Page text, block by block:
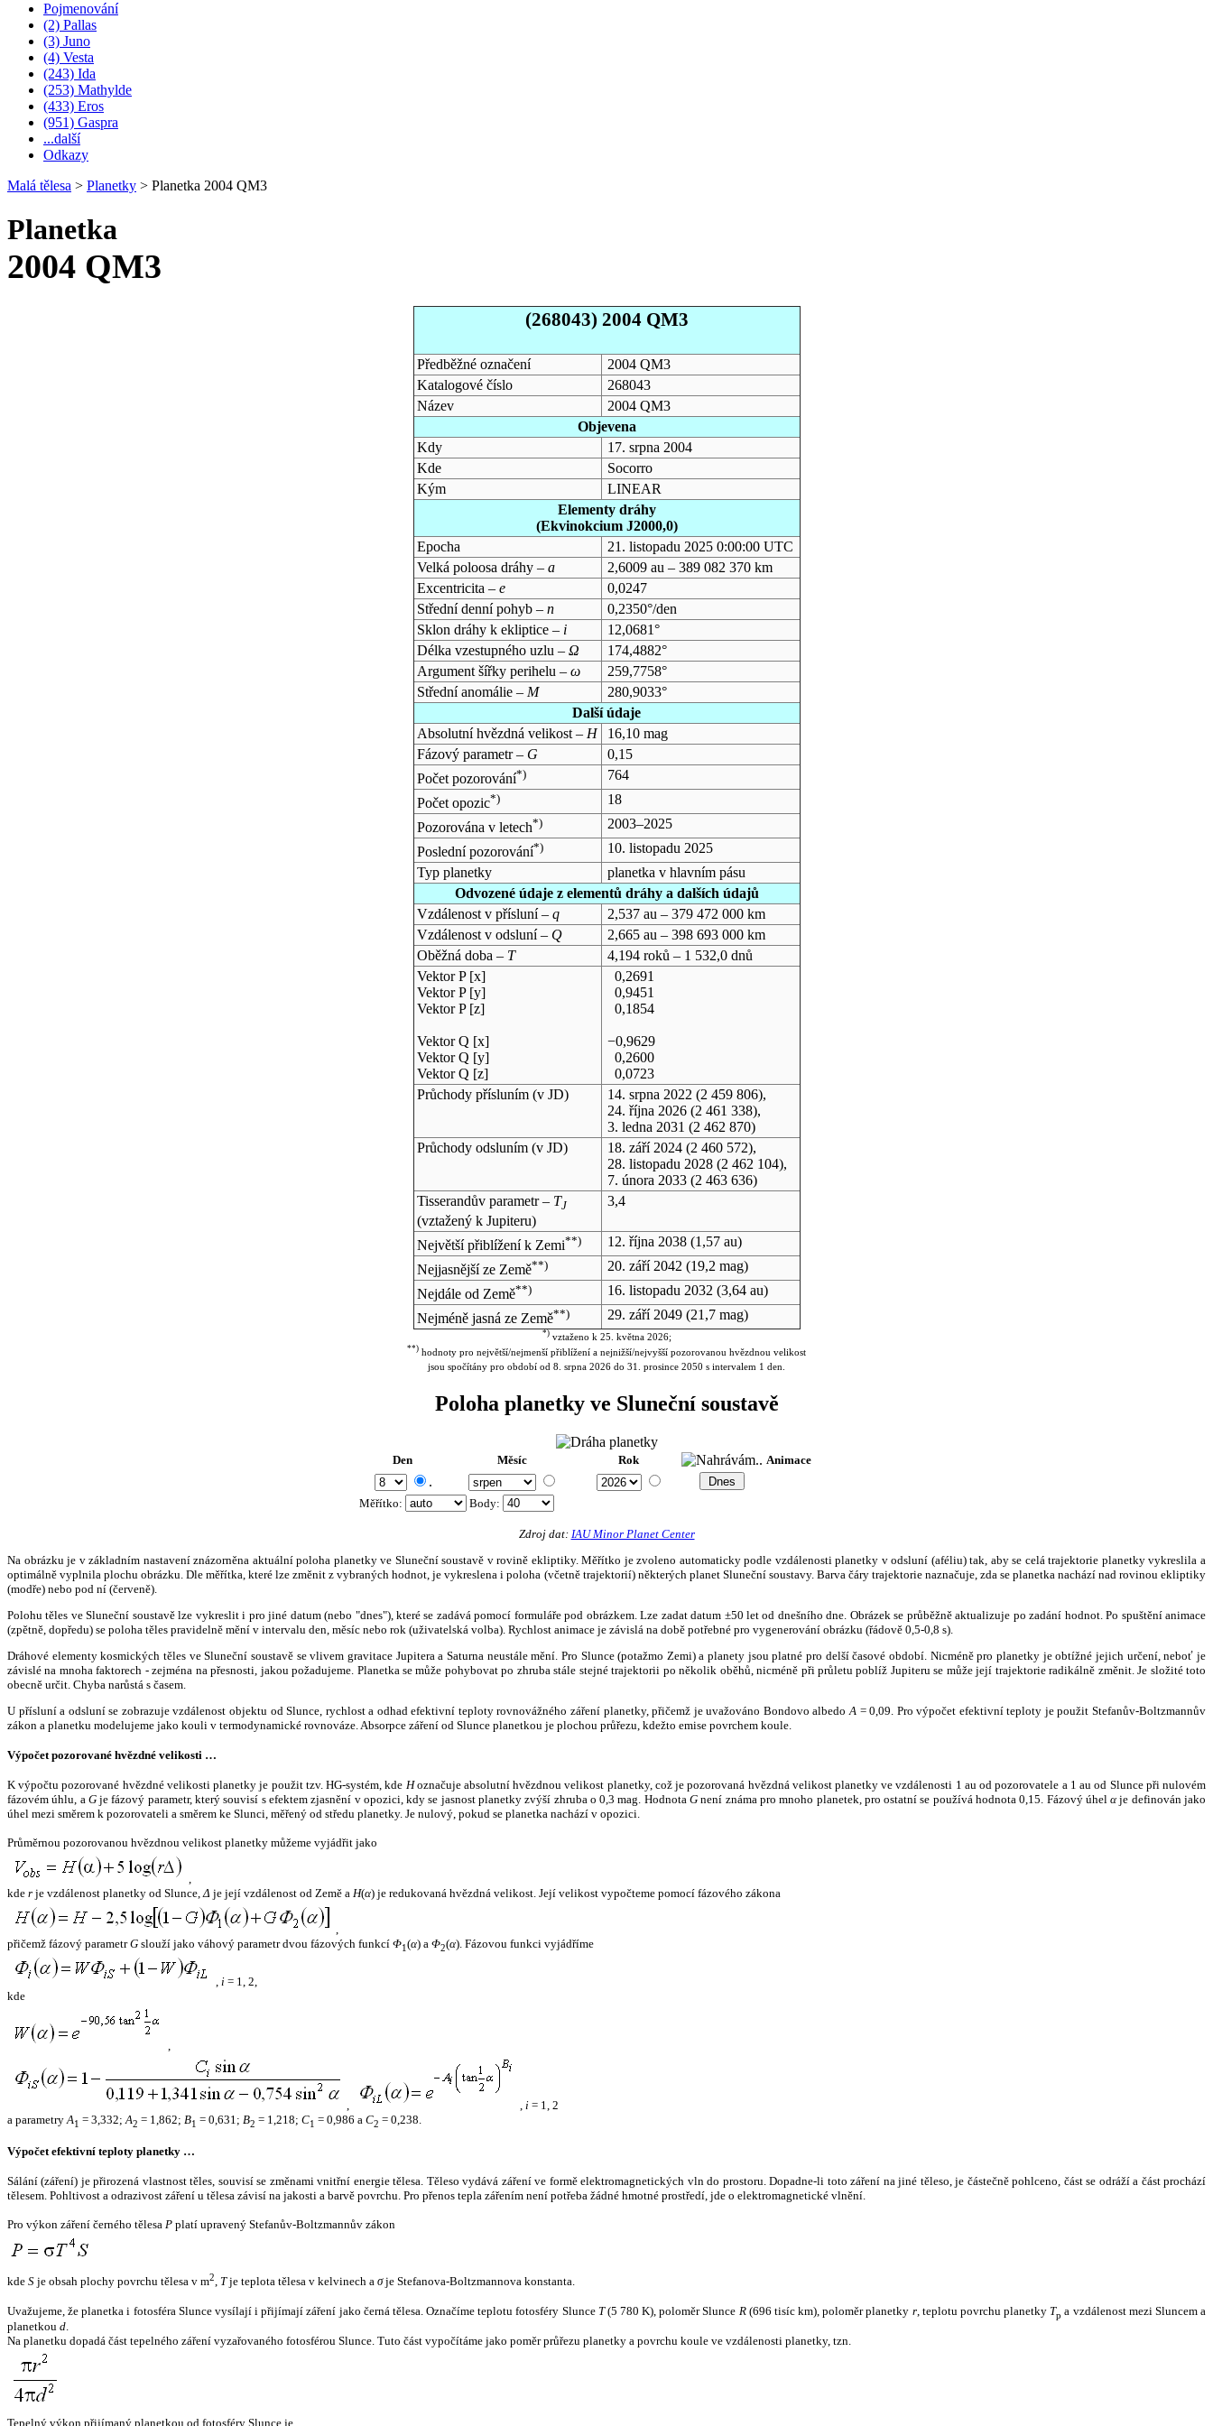
Pojmenování
(2) Pallas
(3) Juno
(4) Vesta
(243) Ida
(253) Mathylde
(433) Eros
(951) Gaspra
...další
Odkazy
Malá tělesa > Planetky > Planetka 2004 QM3
Planetka
2004 QM3
(268043) 2004 QM3
Předběžné označení
2004 QM3
Katalogové číslo
268043
Název
2004 QM3
Objevena
Kdy
17. srpna 2004
Kde
Socorro
Kým
LINEAR
Elementy dráhy
(Ekvinokcium J2000,0)
Epocha
21. listopadu 2025 0:00:00 UTC
Velká poloosa dráhy – a
2,6009 au – 389 082 370 km
Excentricita – e
0,0247
Střední denní pohyb – n
0,2350°/den
Sklon dráhy k ekliptice – i
12,0681°
Délka vzestupného uzlu – Ω
174,4882°
Argument šířky perihelu – ω
259,7758°
Střední anomálie – M
280,9033°
Další údaje
Absolutní hvězdná velikost – H
16,10 mag
Fázový parametr – G
0,15
Počet pozorování*)
764
Počet opozic*)
18
Pozorována v letech*)
2003–2025
Poslední pozorování*)
10. listopadu 2025
Typ planetky
planetka v hlavním pásu
Odvozené údaje z elementů dráhy a dalších údajů
Vzdálenost v přísluní – q
2,537 au – 379 472 000 km
Vzdálenost v odsluní – Q
2,665 au – 398 693 000 km
Oběžná doba – T
4,194 roků – 1 532,0 dnů
Vektor P [x]
Vektor P [y]
Vektor P [z]
Vektor Q [x]
Vektor Q [y]
Vektor Q [z]
0,2691
0,9451
0,1854
−0,9629
0,2600
0,0723
Průchody přísluním (v JD) 14. srpna 2022 (2 459 806),
24. října 2026(2 461 338),
3. ledna 2031 (2 462 870)
Průchody odsluním (v JD) 18. září 2024(2 460 572),
28. listopadu 2028(2 462 104),
7. února 2033(2 463 636)
Tisserandův parametr – TJ
(vztažený k Jupiteru)
3,4
Největší přiblížení k Zemi**) 12. října 2038(1,57 au)
Nejjasnější ze Země**) 20. září 2042 (19,2 mag)
Nejdále od Země**) 16. listopadu 2032 (3,64 au)
Nejméně jasná ze Země**) 29. září 2049(21,7 mag)
*)vztaženo k 25. května 2026;
**) hodnoty pro největší/nejmenší přiblížení a nejnižší/nejvyšší pozorovanou hvězdnou velikost
jsou spočítány pro období od 8. srpna 2026 do 31. prosince 2050 s intervalem 1 den.
Poloha planetky ve Sluneční soustavě
Den Měsíc Rok Animace
.
Měřítko: Body:
Zdroj dat: IAU Minor Planet Center
Na obrázku je v základním nastavení znázorněna aktuální poloha planetky ve Sluneční soustavě v rovině ekliptiky. Měřítko je zvoleno automaticky podle vzdálenosti planetky v odsluní (aféliu) tak, aby se celá trajektorie planetky vykreslila a
optimálně vyplnila plochu obrázku. Dle měřítka, které lze změnit z vybraných hodnot, je vykreslena i poloha (včetně trajektorií) některých planet Sluneční soustavy. Barva čáry trajektorie naznačuje, zda se planetka nachází nad rovinou ekliptiky
(modře) nebo pod ní (červeně).
Polohu těles ve Sluneční soustavě lze vykreslit i pro jiné datum (nebo "dnes"), které se zadává pomocí formuláře pod obrázkem. Lze zadat datum ±50 let od dnešního dne. Obrázek se průběžně aktualizuje po zadání hodnot. Po spuštění animace
(zpětně, dopředu) se poloha těles pravidelně mění v intervalu den, měsíc nebo rok (uživatelská volba). Rychlost animace je závislá na době potřebné pro vygenerování obrázku (řádově 0,5-0,8 s).
Dráhové elementy kosmických těles ve Sluneční soustavě se vlivem gravitace Jupitera a Saturna neustále mění. Pro Slunce (potažmo Zemi) a planety jsou platné pro delší časové období. Nicméně pro planetky je obtížné jejich určení, neboť je
závislé na mnoha faktorech - zejména na přesnosti, jakou požadujeme. Planetka se může pohybovat po zhruba stále stejné trajektorii po několik oběhů, nicméně při průletu poblíž Jupiteru se může její trajektorie radikálně změnit. Je složité toto
obecně určit. Chyba narůstá s časem.
U přísluní a odsluní se zobrazuje vzdálenost objektu od Slunce, rychlost a odhad efektivní teploty rovnovážného záření planetky, přičemž je uvažováno Bondovo albedo A = 0,09. Pro výpočet efektivní teploty je použit Stefanův-Boltzmannův
zákon a planetku modelujeme jako kouli v termodynamické rovnováze. Absorpce záření od Slunce planetkou je plochou průřezu, kdežto emise povrchem koule.
Výpočet pozorované hvězdné velikosti …
K výpočtu pozorované hvězdné velikosti planetky je použit tzv. HG-systém, kde Hoznačuje absolutní hvězdnou velikost planetky, což je pozorovaná hvězdná velikost planetky ve vzdálenosti 1 au od pozorovatele a 1 au od Slunce při nulovém
fázovém úhlu, a Gje fázový parametr, který souvisí s efektem zjasnění v opozici, kdy se jasnost planetky zvýší zhruba o 0,3 mag. HodnotaG není známa pro mnoho planetek, pro ostatní se používá hodnota 0,15. Fázový úhelα je definován jako
úhel mezi směrem k pozorovateli a směrem ke Slunci, měřený od středu planetky. Je nulový, pokud se planetka nachází v opozici.
Průměrnou pozorovanou hvězdnou velikost planetky můžeme vyjádřit jako
,
kde r je vzdálenost planetky od Slunce,Δ je její vzdálenost od Země a H(α) je redukovaná hvězdná velikost. Její velikost vypočteme pomocí fázového zákona
,
přičemž fázový parametrG slouží jako váhový parametr dvou fázových funkcí Φ1(α) a Φ2(α). Fázovou funkci vyjádříme
, i = 1, 2,
kde
,
, , i = 1, 2
a parametryA1 = 3,332;A2 = 1,862; B1 = 0,631; B2 = 1,218; C1 = 0,986 a C2 = 0,238.
Výpočet efektivní teploty planetky …
Sálání (záření) je přirozená vlastnost těles, souvisí se změnami vnitřní energie tělesa. Těleso vydává záření ve formě elektromagnetických vln do prostoru. Dopadne-li toto záření na jiné těleso, je částečně pohlceno, část se odráží a část prochází
tělesem. Pohltivost a odrazivost záření u tělesa závisí na jakosti a barvě povrchu. Pro přenos tepla zářením není potřeba žádné hmotné prostředí, jde o elektromagnetické vlnění.
Pro výkon záření černého tělesa P platí upravený Stefanův-Boltzmannův zákon
kde S je obsah plochy povrchu tělesa v m2, Tje teplota tělesa v kelvinech a σje Stefanova-Boltzmannova konstanta.
Uvažujeme, že planetka i fotosféra Slunce vysílají i přijímají záření jako černá tělesa. Označíme teplotu fotosféry Slunce T(5 780 K), poloměr Slunce R(696 tisíc km), poloměr planetky r, teplotu povrchu planetky Tp a vzdálenost mezi Sluncem a
planetkou d.
Na planetku dopadá část tepelného záření vyzařovaného fotosférou Slunce. Tuto část vypočítáme jako poměr průřezu planetky a povrchu koule ve vzdálenosti planetky, tzn.
Tepelný výkon přijímaný planetkou od fotosféry Slunce je